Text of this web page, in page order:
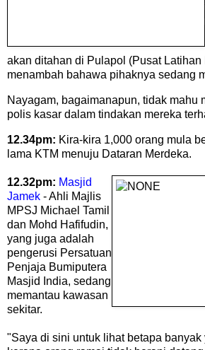
akan ditahan di Pulapol (Pusat Latihan
menambah bahawa pihaknya sedang
Nayagam, bagaimanapun, tidak mahu
polis kasar dalam tindakan mereka
12.34pm: Kira-kira 1,000 orang mula
lama KTM menuju Dataran Merdeka.
12.32pm: Masjid
Jamek - Ahli Majlis
MPSJ Michael Tamil
dan Mohd Hafifudin,
yang juga adalah
pengerusi Persatuan
Penjaja Bumiputera
Masjid India, sedang
memantau kawasan
sekitar.
"Saya di sini untuk lihat betapa